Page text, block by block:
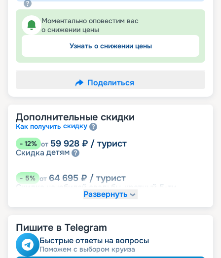
Моментально оповестим вас
о снижении цены
Узнать о снижении цены
Поделиться
Дополнительные скидки
Как получить скидку
- 12% от 59 928 ₽ / турист
Скидка детям
-5% от 64 695 ₽ / турист
Скидка на юбилей свадьбы, кратный 5-ти
Развернуть
Пишите в Telegram
Быстрые ответы на вопросы
Поможем с выбором круиза